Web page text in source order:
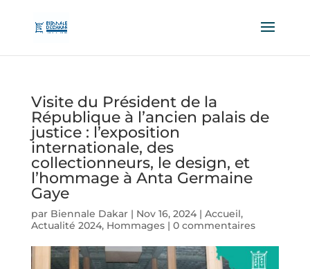
Visite du Président de la
République à l’ancien palais de
justice : l’exposition
internationale, des
collectionneurs, le design, et
l’hommage à Anta Germaine
Gaye
par Biennale Dakar| Nov 16, 2024| Accueil,
Actualité 2024, Hommages| 0 commentaires